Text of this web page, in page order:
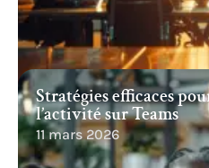
Stratégies efficaces
l’activité sur Teams
11 mars 2026